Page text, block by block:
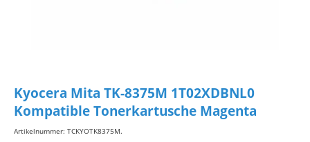
Kyocera Mita TK-8375M 1T02XDBNL0
Kompatible Tonerkartusche Magenta
Artikelnummer: TCKYOTK8375M.